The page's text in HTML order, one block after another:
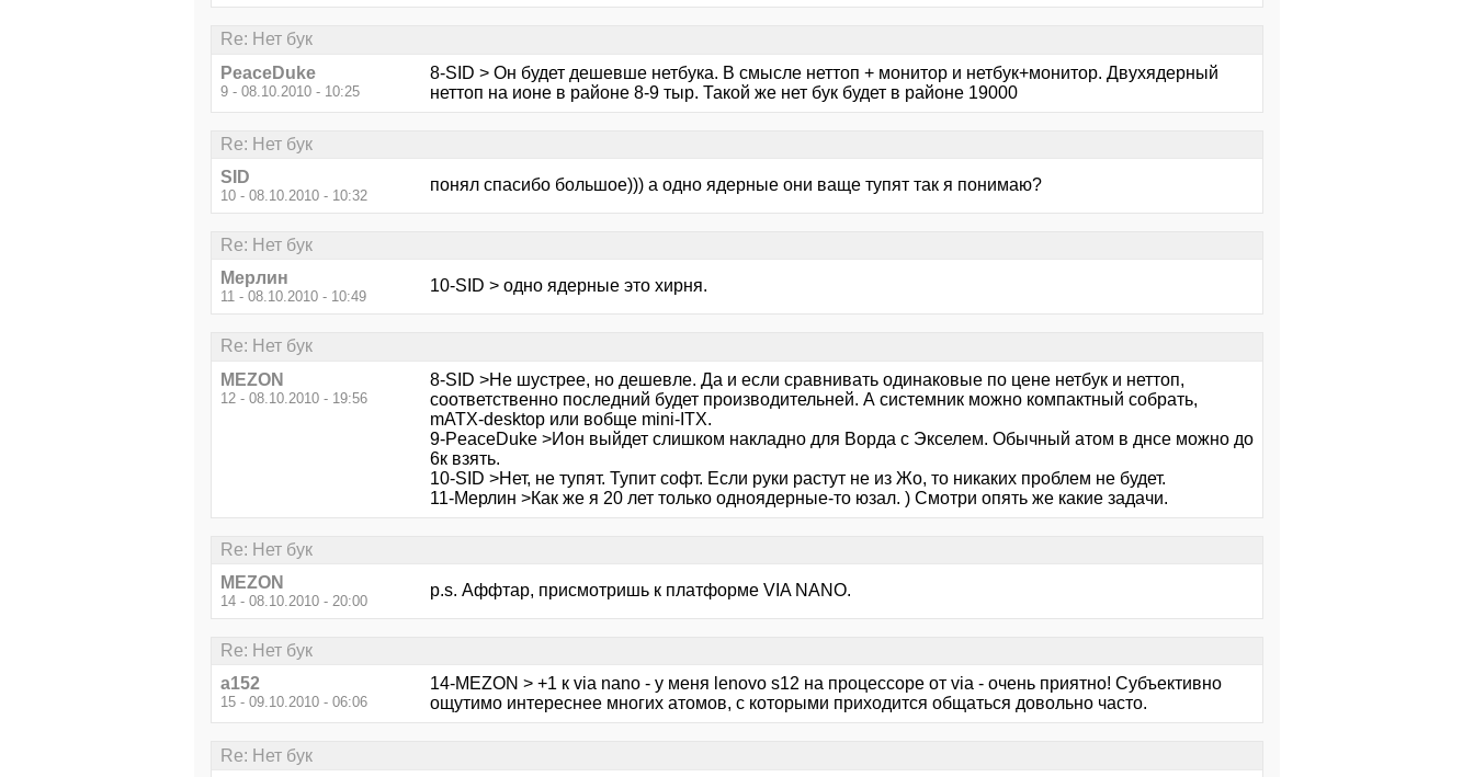
Re: Нет бук
PeaceDuke
9 - 08.10.2010 - 10:25
8-SID > Он будет дешевше нетбука. В смысле неттоп + монитор и нетбук+монитор. Двухядерный
неттоп на ионе в районе 8-9 тыр. Такой же нет бук будет в районе 19000
Re: Нет бук
SID
10 - 08.10.2010 - 10:32
понял спасибо большое))) а одно ядерные они ваще тупят так я понимаю?
Re: Нет бук
Мерлин
11 - 08.10.2010 - 10:49
10-SID > одно ядерные это хирня.
Re: Нет бук
MEZON
12 - 08.10.2010 - 19:56
8-SID >Не шустрее, но дешевле. Да и если сравнивать одинаковые по цене нетбук и неттоп,
соответственно последний будет производительней. А системник можно компактный собрать,
mATX-desktop или вобще mini-ITX.
9-PeaceDuke >Ион выйдет слишком накладно для Ворда с Экселем. Обычный атом в днсе можно до
6к взять.
10-SID >Нет, не тупят. Тупит софт. Если руки растут не из Жо, то никаких проблем не будет.
11-Мерлин >Как же я 20 лет только одноядерные-то юзал. ) Смотри опять же какие задачи.
Re: Нет бук
MEZON
14 - 08.10.2010 - 20:00
p.s. Аффтар, присмотришь к платформе VIA NANO.
Re: Нет бук
a152
15 - 09.10.2010 - 06:06
14-MEZON > +1 к via nano - у меня lenovo s12 на процессоре от via - очень приятно! Субъективно
ощутимо интереснее многих атомов, с которыми приходится общаться довольно часто.
Re: Нет бук